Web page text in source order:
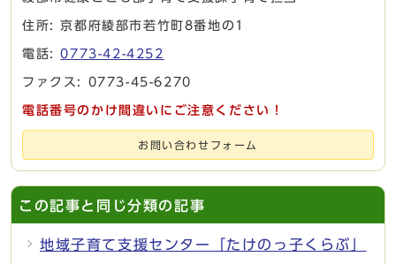
住所: 京都府綾部市若竹町8番地の1
電話:0773-42-4252
ファクス: 0773-45-6270
電話番号のかけ間違いにご注意ください！
お問い合わせフォーム
この記事と同じ分類の記事
地域子育て支援センター「たけのっ子くらぶ」